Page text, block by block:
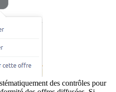
des contrôles pour